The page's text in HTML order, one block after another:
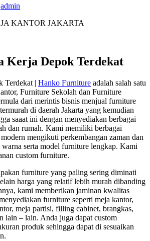
admin
Kerja Depok Terdekat
Terdekat | Hanko Furniture adalah salah satu
Furniture Sekolah dan Furniture
dari merintis bisnis menjual furniture
di daerah Jakarta yang kemudian
saaat ini dengan menyediakan berbagai
dan rumah. Kami memiliki berbagai
mengikuti perkembangan zaman dan
serta model furniture lengkap. Kami
custom furniture.
furniture yang paling sering diminati
harga yang relatif lebih murah dibanding
kami memberikan jaminan kwalitas
furniture seperti meja kantor,
meja partisi, filling cabinet, brangkas,
lain – lain. Anda juga dapat custom
produk sehingga dapat di sesuaikan